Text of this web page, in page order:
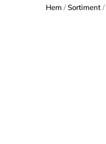
Hem /Sortiment /